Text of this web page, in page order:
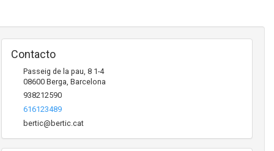
Contacto
Passeig de la pau, 8 1-4
08600 Berga, Barcelona
938212590
616123489
bertic@bertic.cat